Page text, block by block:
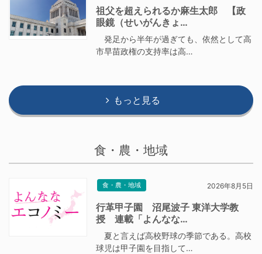
祖父を超えられるか麻生太郎 【政
眼鏡（せいがんきょ…
発足から半年が過ぎても、依然として高
市早苗政権の支持率は高…
もっと見る
食・農・地域
食・農・地域 2026年8月5日
行革甲子園 沼尾波子 東洋大学教
授 連載「よんなな…
夏と言えば高校野球の季節である。高校
球児は甲子園を目指して…